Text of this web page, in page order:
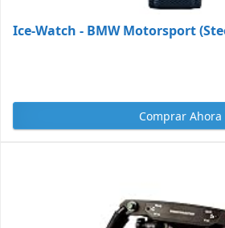
Ice-Watch - BMW Motorsport
Comprar Ahora